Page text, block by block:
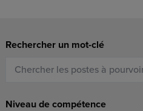
Rechercher un mot-clé
Niveau de compétence